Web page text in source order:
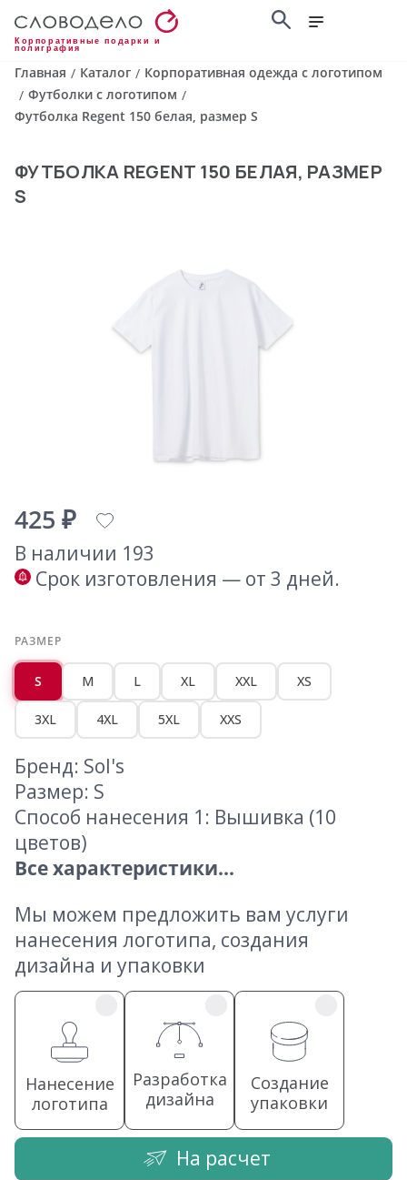
Корпоративные подарки и
полиграфия
Главная / Каталог / Корпоративная одежда с логотипом
/ Футболки с логотипом /
Футболка Regent 150 белая, размер S
ФУТБОЛКА REGENT 150 БЕЛАЯ, РАЗМЕР
S
425 ₽
В наличии 193
Срок изготовления — от 3 дней.
РАЗМЕР
S M L XL XXL XS
3XL 4XL 5XL XXS
Бренд: Sol's
Размер: S
Способ нанесения 1: Вышивка (10
цветов)
Все характеристики...
Мы можем предложить вам услуги
нанесения логотипа, создания
дизайна и упаковки
Нанесение
логотипа
Разработка
дизайна
Создание
упаковки
На расчет